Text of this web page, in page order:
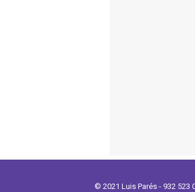
© 2021 Luis Parés - 932 523